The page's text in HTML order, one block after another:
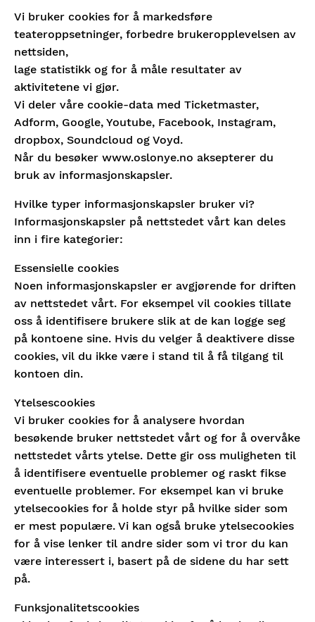
Vi bruker cookies for å markedsføre
teateroppsetninger, forbedre brukeropplevelsen av
nettsiden,
lage statistikk og for å måle resultater av
aktivitetene vi gjør.
Vi deler våre cookie-data med Ticketmaster,
Adform, Google, Youtube, Facebook, Instagram,
dropbox, Soundcloud og Voyd.
Når du besøker www.oslonye.no aksepterer du
bruk av informasjonskapsler.
Hvilke typer informasjonskapsler bruker vi?
Informasjonskapsler på nettstedet vårt kan deles
inn i fire kategorier:
Essensielle cookies
Noen informasjonskapsler er avgjørende for driften
av nettstedet vårt. For eksempel vil cookies tillate
oss å identifisere brukere slik at de kan logge seg
på kontoene sine. Hvis du velger å deaktivere disse
cookies, vil du ikke være i stand til å få tilgang til
kontoen din.
Ytelsescookies
Vi bruker cookies for å analysere hvordan
besøkende bruker nettstedet vårt og for å overvåke
nettstedet vårts ytelse. Dette gir oss muligheten til
å identifisere eventuelle problemer og raskt fikse
eventuelle problemer. For eksempel kan vi bruke
ytelsecookies for å holde styr på hvilke sider som
er mest populære. Vi kan også bruke ytelsecookies
for å vise lenker til andre sider som vi tror du kan
være interessert i, basert på de sidene du har sett
på.
Funksjonalitetscookies